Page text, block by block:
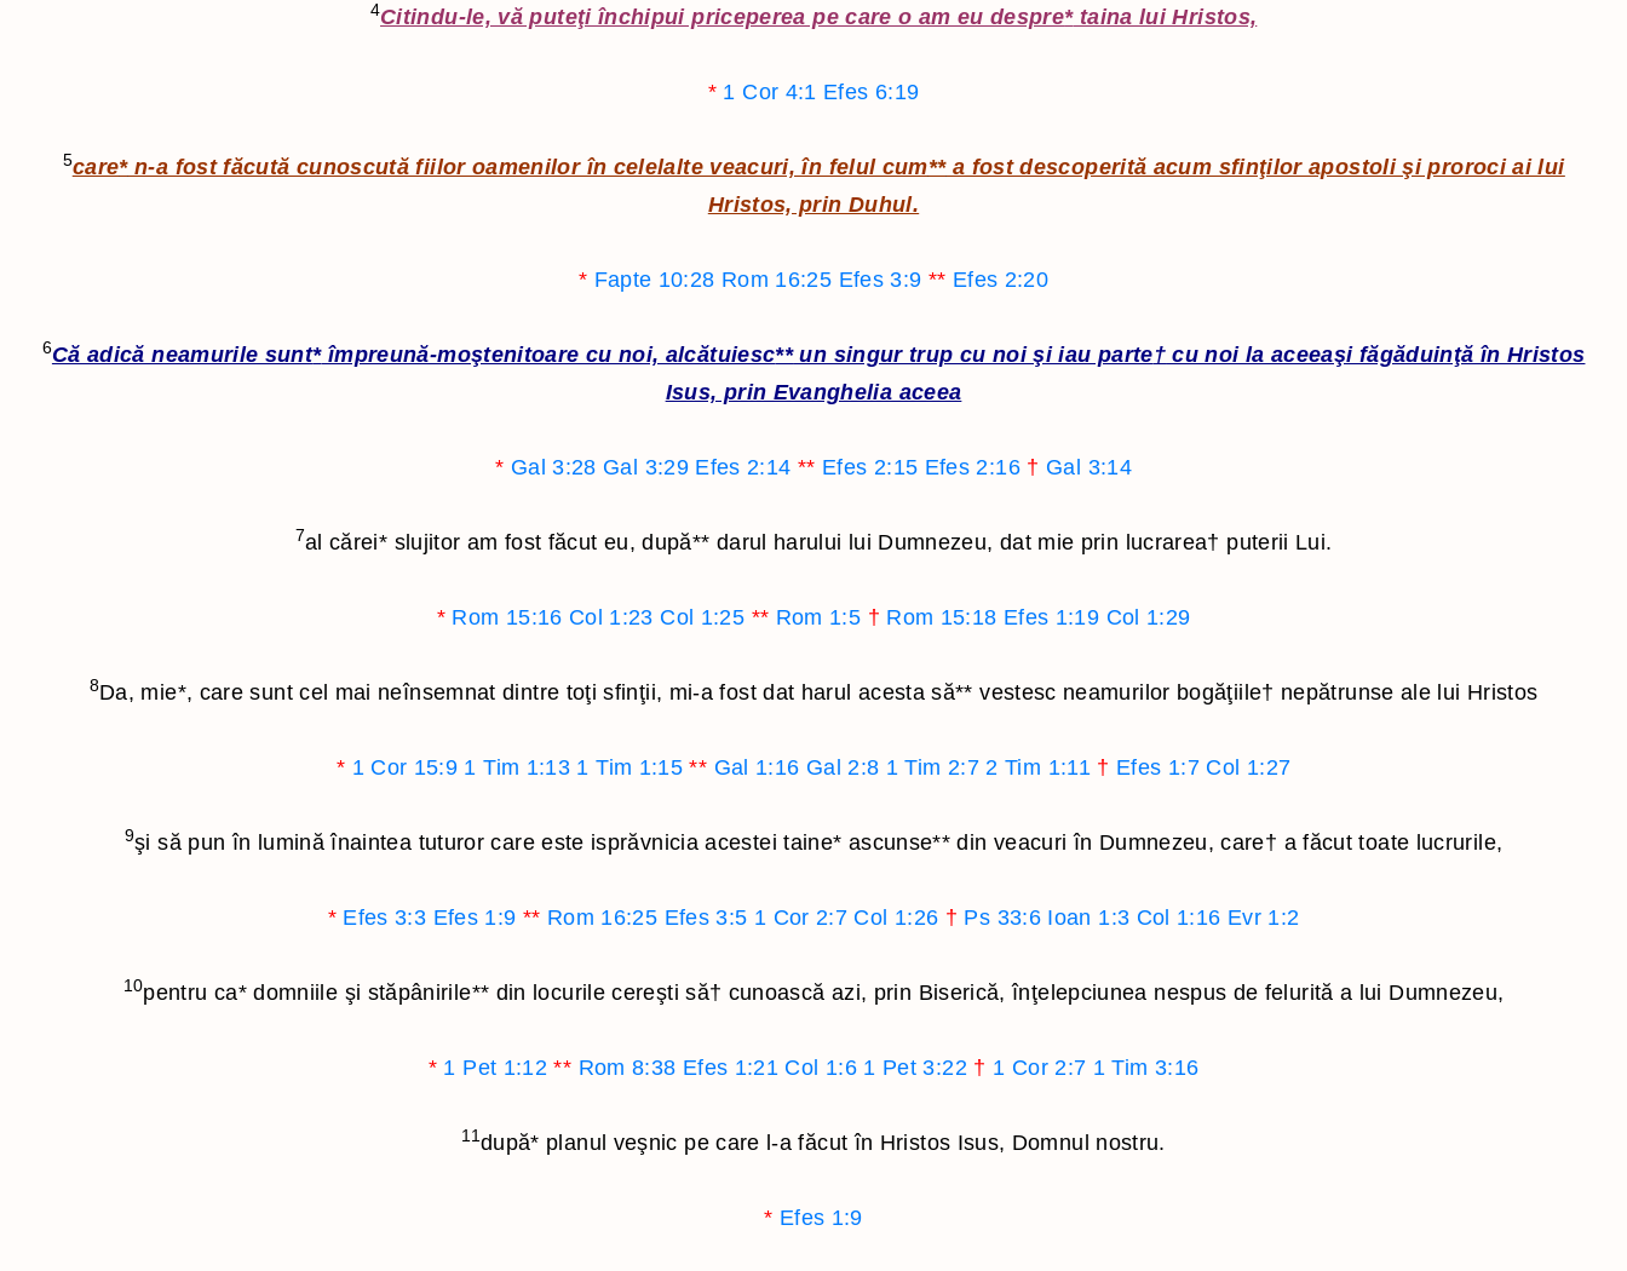
Hagai
4Citindu-le, vă puteţi închipui priceperea pe care o am eu despre*taina lui Hristos,
* 1 Cor 4:1 Efes 6:19
5care*n-a fost făcută cunoscută fiilor oamenilor în celelalte veacuri, în felul cum**a fost descoperită acum sfinţilor apostoli şi proroci ai lui
Hristos, prin Duhul.
* Fapte 10:28 Rom 16:25 Efes 3:9 ** Efes 2:20
6Că adică neamurile sunt*împreună-moştenitoare cu noi, alcătuiesc**un singur trup cu noi şi iau parte† cu noi la aceeaşi făgăduinţă în Hristos
Isus, prin Evanghelia aceea
* Gal 3:28 Gal 3:29 Efes 2:14 ** Efes 2:15 Efes 2:16 † Gal 3:14
7al cărei* slujitor am fost făcut eu, după** darul harului lui Dumnezeu, dat mie prin lucrarea† puterii Lui.
* Rom 15:16 Col 1:23 Col 1:25 ** Rom 1:5 † Rom 15:18 Efes 1:19 Col 1:29
8Da, mie*, care sunt cel mai neînsemnat dintre toţi sfinţii, mi-a fost dat harul acesta să** vestesc neamurilor bogăţiile† nepătrunse ale lui Hristos
* 1 Cor 15:9 1 Tim 1:13 1 Tim 1:15 ** Gal 1:16 Gal 2:8 1 Tim 2:7 2 Tim 1:11 † Efes 1:7 Col 1:27
9şi să pun în lumină înaintea tuturor care este isprăvnicia acestei taine* ascunse** din veacuri în Dumnezeu, care† a făcut toate lucrurile,
* Efes 3:3 Efes 1:9 ** Rom 16:25 Efes 3:5 1 Cor 2:7 Col 1:26 † Ps 33:6 Ioan 1:3 Col 1:16 Evr 1:2
10pentru ca*domniile şi stăpânirile** din locurile cereşti să† cunoască azi, prin Biserică, înţelepciunea nespus de felurită a lui Dumnezeu,
* 1 Pet 1:12 ** Rom 8:38 Efes 1:21 Col 1:6 1 Pet 3:22 † 1 Cor 2:7 1 Tim 3:16
11după* planul veşnic pe care l-a făcut în Hristos Isus, Domnul nostru.
* Efes 1:9